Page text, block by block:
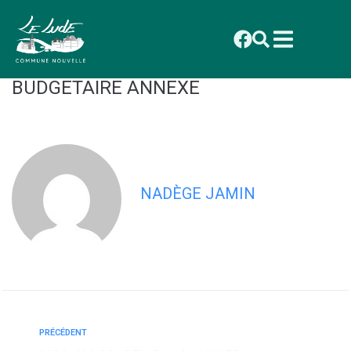
principal
2026_002 CONSEIL DU 19 JANVIER :
DELIBERATION DEBAT D’ORIENTATION
BUDGETAIRE ANNEXE
NADÈGE JAMIN
PRÉCÉDENT